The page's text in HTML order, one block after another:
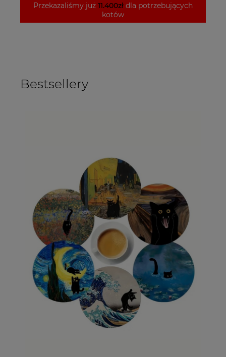
Przekazaliśmy już 11.400zł dla potrzebujących
kotów
Bestsellery